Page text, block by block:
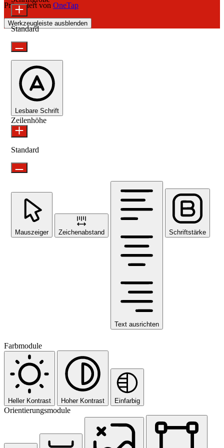
Präsentiert von OneTap
Werkzeugleiste ausblenden
Standard
Lesbare Schrift
Zeilenhöhe
Standard
Mauszeiger Zeichenabstand
Text ausrichten
Schriftstärke
Farbmodule
Heller Kontrast Hoher Kontrast Einfarbig
Orientierungsmodule